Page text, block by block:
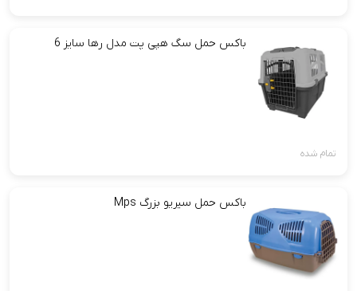
باکس حمل سگ هپی پت مدل رها سایز 6
تمام شده
باکس حمل سیریو بزرگ Mps